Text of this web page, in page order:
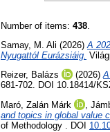
Number of items: 438
Samay, M. Ali (2026) A
Nyugattól Eurázsiáig.
Reizer, Balázs
(2026)
681-702. DOI 10.18414/
Maró, Zalán Márk
,
and topics in global value
of Methodology . DOI